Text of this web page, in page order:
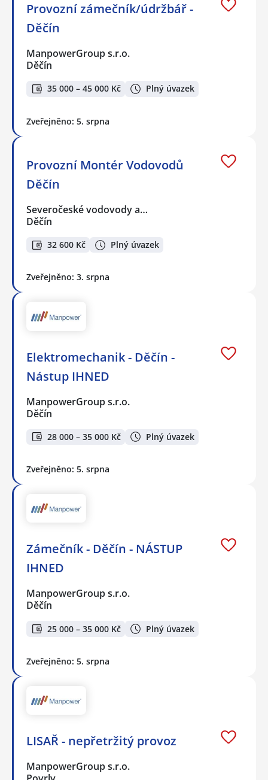
Provozní zámečník/údržbář -
Děčín
ManpowerGroup s.r.o.
Děčín
35 000 – 45 000 Kč Plný úvazek
Zveřejněno: 5. srpna
Provozní Montér Vodovodů
Děčín
Severočeské vodovody a…
Děčín
32 600 Kč Plný úvazek
Zveřejněno: 3. srpna
Elektromechanik - Děčín -
Nástup IHNED
ManpowerGroup s.r.o.
Děčín
28 000 – 35 000 Kč Plný úvazek
Zveřejněno: 5. srpna
Zámečník - Děčín - NÁSTUP
IHNED
ManpowerGroup s.r.o.
Děčín
25 000 – 35 000 Kč Plný úvazek
Zveřejněno: 5. srpna
LISAŘ - nepřetržitý provoz
ManpowerGroup s.r.o.